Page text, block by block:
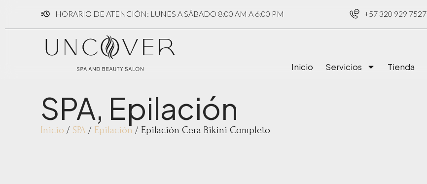
HORARIO DE ATENCIÓN: LUNES A SÁBADO 8:00 AM A 6:00 PM +57 320 929 7527
Inicio Servicios Tienda
SPA, Epilación
Inicio / SPA / Epilación / Epilación Cera Bikini Completo